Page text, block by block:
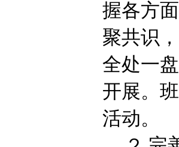
握各方
聚共识
全处一
开展。
活动。